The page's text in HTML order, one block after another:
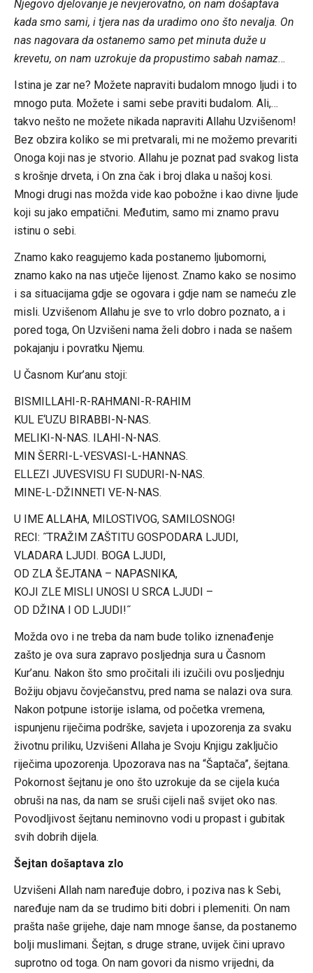
Njegovo djelovanje je nevjerovatno, on nam došaptava
kada smo sami, i tjera nas da uradimo ono što nevalja. On
nas nagovara da ostanemo samo pet minuta duže u
krevetu, on nam uzrokuje da propustimo sabah namaz…
Istina je zar ne? Možete napraviti budalom mnogo ljudi i to
mnogo puta. Možete i sami sebe praviti budalom. Ali,…
takvo nešto ne možete nikada napraviti Allahu Uzvišenom!
Bez obzira koliko se mi pretvarali, mi ne možemo prevariti
Onoga koji nas je stvorio. Allahu je poznat pad svakog lista
s krošnje drveta, i On zna čak i broj dlaka u našoj kosi.
Mnogi drugi nas možda vide kao pobožne i kao divne ljude
koji su jako empatični. Međutim, samo mi znamo pravu
istinu o sebi.
Znamo kako reagujemo kada postanemo ljubomorni,
znamo kako na nas utječe lijenost. Znamo kako se nosimo
i sa situacijama gdje se ogovara i gdje nam se nameću zle
misli. Uzvišenom Allahu je sve to vrlo dobro poznato, a i
pored toga, On Uzvišeni nama želi dobro i nada se našem
pokajanju i povratku Njemu.
U Časnom Kur’anu stoji:
BISMILLAHI-R-RAHMANI-R-RAHIM
KUL E‘UZU BIRABBI-N-NAS.
MELIKI-N-NAS. ILAHI-N-NAS.
MIN ŠERRI-L-VESVASI-L-HANNAS.
ELLEZI JUVESVISU FI SUDURI-N-NAS.
MINE-L-DŽINNETI VE-N-NAS.
U IME ALLAHA, MILOSTIVOG, SAMILOSNOG!
RECI: ˝TRAŽIM ZAŠTITU GOSPODARA LJUDI,
VLADARA LJUDI. BOGA LJUDI,
OD ZLA ŠEJTANA – NAPASNIKA,
KOJI ZLE MISLI UNOSI U SRCA LJUDI –
OD DŽINA I OD LJUDI!˝
Možda ovo i ne treba da nam bude toliko iznenađenje
zašto je ova sura zapravo posljednja sura u Časnom
Kur’anu. Nakon što smo pročitali ili izučili ovu posljednju
Božiju objavu čovječanstvu, pred nama se nalazi ova sura.
Nakon potpune istorije islama, od početka vremena,
ispunjenu riječima podrške, savjeta i upozorenja za svaku
životnu priliku, Uzvišeni Allaha je Svoju Knjigu zaključio
riječima upozorenja. Upozorava nas na “Šaptača”, šejtana.
Pokornost šejtanu je ono što uzrokuje da se cijela kuća
obruši na nas, da nam se sruši cijeli naš svijet oko nas.
Povodljivost šejtanu neminovno vodi u propast i gubitak
svih dobrih dijela.
Šejtan došaptava zlo
Uzvišeni Allah nam naređuje dobro, i poziva nas k Sebi,
naređuje nam da se trudimo biti dobri i plemeniti. On nam
prašta naše grijehe, daje nam mnoge šanse, da postanemo
bolji muslimani. Šejtan, s druge strane, uvijek čini upravo
suprotno od toga. On nam govori da nismo vrijedni, da